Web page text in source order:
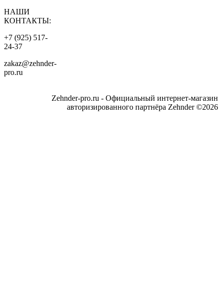
НАШИ
КОНТАКТЫ:
+7 (925) 517-
24-37
zakaz@zehnder-
pro.ru
Zehnder-pro.ru - Официальный интернет-магазин
авторизированного партнёра Zehnder ©2026